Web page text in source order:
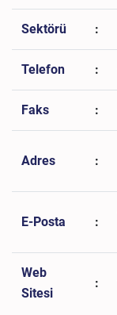
Sektörü :
Telefon :
Faks :
Adres :
E-Posta :
Web
Sitesi
: